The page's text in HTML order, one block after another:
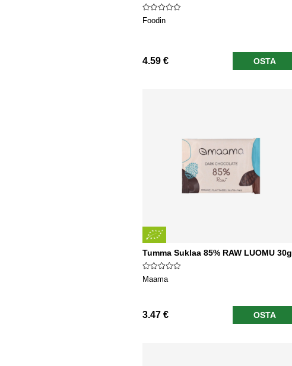
Foodin
4.59 € OSTA
Tumma Suklaa 85% RAW LUOMU 30g
Maama
3.47 € OSTA